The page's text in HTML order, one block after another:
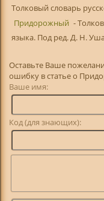
Толковый словарь
Придорожный -
языка. Под ред. Д. Н.
Оставьте Ваше
ошибку в статье о
Ваше имя:
Код (для знающих):